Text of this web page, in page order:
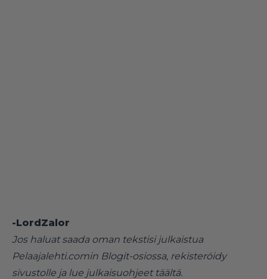
-LordZalor
Jos haluat saada oman tekstisi julkaistua
Pelaajalehti.comin Blogit-osiossa, rekisteröidy
sivustolle ja lue julkaisuohjeet täältä.